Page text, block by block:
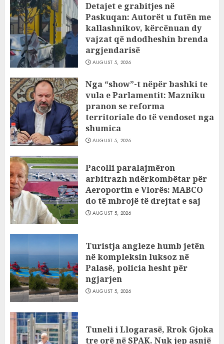
Detajet e grabitjes në
Paskuqan: Autorët u futën me
kallashnikov, kërcënuan dy
vajzat që ndodheshin brenda
argjendarisë
AUGUST 5, 2026
Nga “show”-t nëpër bashki te
vula e Parlamentit: Mazniku
pranon se reforma
territoriale do të vendoset nga
shumica
AUGUST 5, 2026
Pacolli paralajmëron
arbitrazh ndërkombëtar për
Aeroportin e Vlorës: MABCO
do të mbrojë të drejtat e saj
AUGUST 5, 2026
Turistja angleze humb jetën
në kompleksin luksoz në
Palasë, policia hesht për
ngjarjen
AUGUST 5, 2026
Tuneli i Llogarasë, Rrok Gjoka
tre orë në SPAK. Nuk jep asnjë